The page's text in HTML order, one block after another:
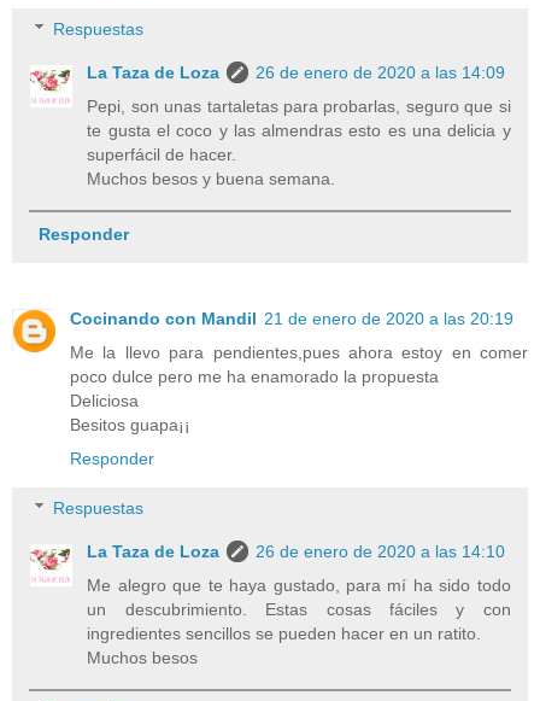
Respuestas
La Taza de Loza
26 de enero de 2020 a las 14:09
Pepi, son unas tartaletas para probarlas, seguro que si
te gusta el coco y las almendras esto es una delicia y
superfácil de hacer.
Muchos besos y buena semana.
Responder
Cocinando con Mandil 21 de enero de 2020 a las 20:19
Me la llevo para pendientes,pues ahora estoy en comer
poco dulce pero me ha enamorado la propuesta
Deliciosa
Besitos guapa¡¡
Responder
Respuestas
La Taza de Loza
26 de enero de 2020 a las 14:10
Me alegro que te haya gustado, para mí ha sido todo
un descubrimiento. Estas cosas fáciles y con
ingredientes sencillos se pueden hacer en un ratito.
Muchos besos